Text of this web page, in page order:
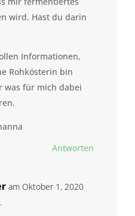
wird. Hast du darin
Informationen,
Rohkösterin bin
was für mich dabei
Antworten
am Oktober 1, 2020